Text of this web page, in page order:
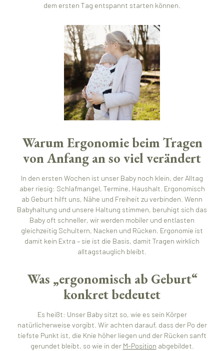
dem ersten Tag entspannt starten können.
Warum Ergonomie beim Tragen
von Anfang an so viel verändert
In den ersten Wochen ist unser Baby noch klein, der Alltag
aber riesig: Schlafmangel, Termine, Haushalt. Ergonomisch
ab Geburt hilft uns, Nähe und Freiheit zu verbinden. Wenn
Babyhaltung und unsere Haltung stimmen, beruhigt sich das
Baby oft schneller, wir werden mobiler und entlasten
gleichzeitig Schultern, Nacken und Rücken. Ergonomie ist
damit kein Extra – sie ist die Basis, damit Tragen wirklich
alltagstauglich bleibt.
Was „ergonomisch ab Geburt“
konkret bedeutet
Es heißt: Unser Baby sitzt so, wie es sein Körper
natürlicherweise vorgibt. Wir achten darauf, dass der Po der
tiefste Punkt ist, die Knie höher liegen und der Rücken sanft
gerundet bleibt, so wie in der M-Position abgebildet.